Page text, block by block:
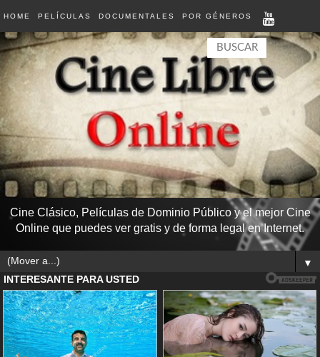
HOME PELÍCULAS DOCUMENTALES POR GÉNEROS
Cine Clásico, Películas de Dominio Público y el mejor Cine
Online que puedes ver gratis y de forma legal en Internet.
▼